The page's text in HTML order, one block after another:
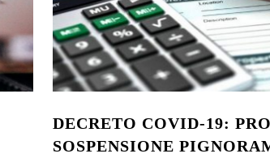
DECRETO COVID-19:
SOSPENSIONE